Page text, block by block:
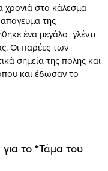
χρονιά στο κάλεσμα
της
ένα μεγάλο γλέντι
Οι παρέες των
σημεία της πόλης και
και έδωσαν το
το “Τάμα του